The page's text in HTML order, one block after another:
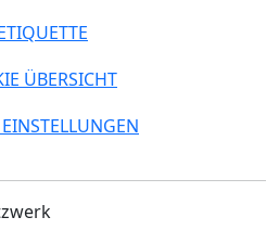
ÜBERSICHT